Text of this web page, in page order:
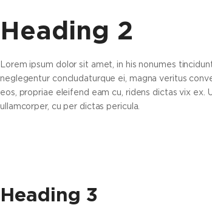
Heading 2
Lorem ipsum dolor sit amet, in his nonumes
neglegentur concludaturque ei, magna veritus
eos, propriae eleifend eam cu, ridens dictas vix ex.
ullamcorper, cu per dictas pericula.
Heading 3